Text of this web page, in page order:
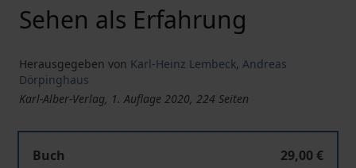
Sehen als Erfahrung
Herausgegeben von Karl-Heinz Lembeck, Andreas
Dörpinghaus
Karl-Alber-Verlag, 1. Auflage 2020, 224 Seiten
Buch
29,00 €